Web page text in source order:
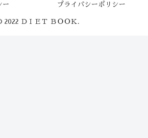
ー プライバシーポリシー
2022 ＤＩＥＴ ＢＯＯＫ.